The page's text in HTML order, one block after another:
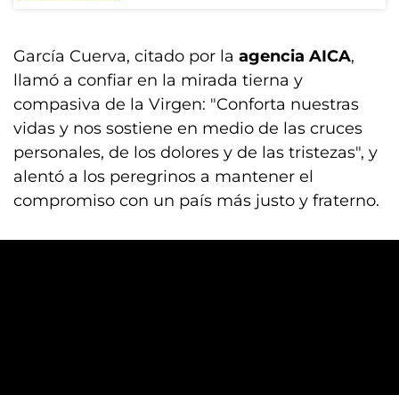
García Cuerva, citado por la agencia AICA,
llamó a confiar en la mirada tierna y
compasiva de la Virgen: "Conforta nuestras
vidas y nos sostiene en medio de las cruces
personales, de los dolores y de las tristezas", y
alentó a los peregrinos a mantener el
compromiso con un país más justo y fraterno.